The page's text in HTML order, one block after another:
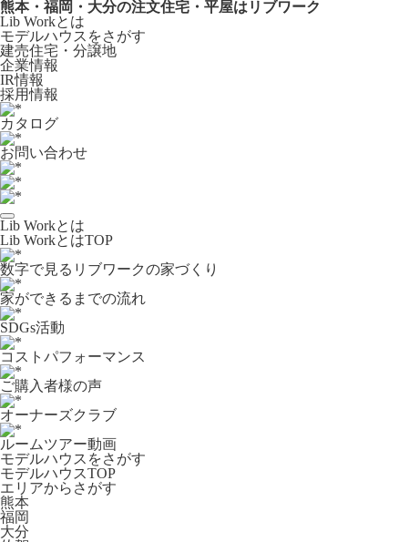
熊本・福岡・大分の注文住宅・平屋はリブワーク
Lib Workとは
モデルハウスをさがす
建売住宅・分譲地
企業情報
IR情報
採用情報
カタログ
お問い合わせ
Lib Workとは
Lib WorkとはTOP
数字で⾒るリブワークの家づくり
家ができるまでの流れ
SDGs活動
コストパフォーマンス
ご購入者様の声
オーナーズクラブ
ルームツアー動画
モデルハウスをさがす
モデルハウスTOP
エリアからさがす
熊本
福岡
大分